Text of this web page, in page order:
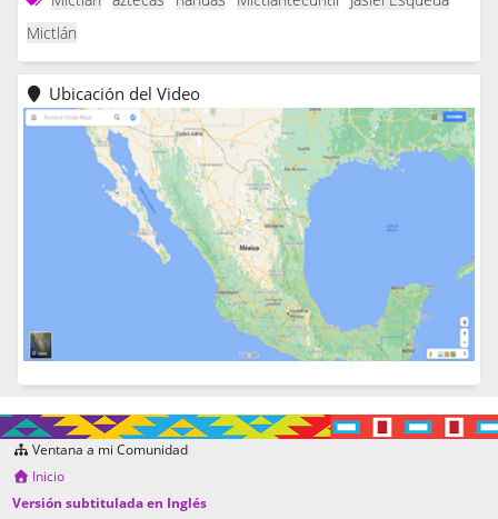
Mictlán
Ubicación del Video
Ventana a mi Comunidad
Inicio
Versión subtitulada en Inglés